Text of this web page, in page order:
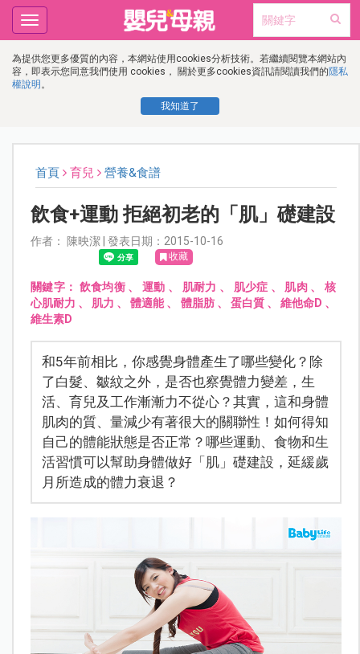
為提供您更多優質的內容，本網站使用cookies分析技術。若繼續閱覽本網站內
容，即表示您同意我們使用 cookies， 關於更多cookies資訊請閱讀我們的隱私
權說明 。
我知道了
Toggle
navigation
首頁 育兒 營養&食譜
飲食+運動 拒絕初老的「肌」礎建設
作者： 陳映潔 | 發表日期：2015-10-16
收藏
關鍵字： 飲食均衡、 運動 、 肌耐力 、 肌少症 、 肌肉 、核
心肌耐力 、 肌力 、體適能、 體脂肪、 蛋白質、 維他命D 、
維生素D
和5年前相比，你感覺身體產生了哪些變化？除
了白髮、皺紋之外，是否也察覺體力變差，生
活、育兒及工作漸漸力不從心？其實，這和身體
肌肉的質、量減少有著很大的關聯性！如何得知
自己的體能狀態是否正常？哪些運動、食物和生
活習慣可以幫助身體做好「肌」礎建設，延緩歲
月所造成的體力衰退？